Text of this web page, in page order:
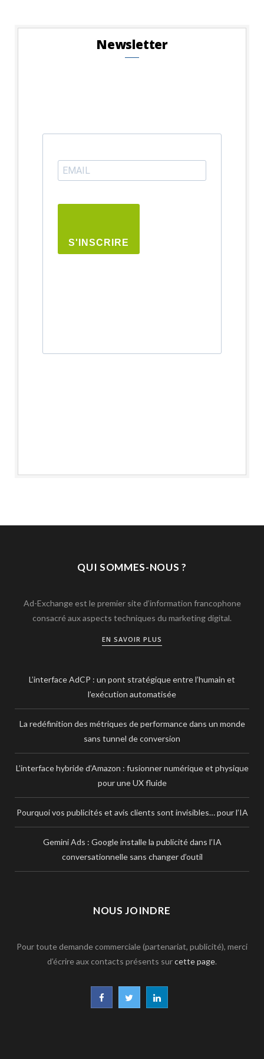
Newsletter
S'INSCRIRE
QUI SOMMES-NOUS ?
Ad-Exchange est le premier site d’information francophone
consacré aux aspects techniques du marketing digital.
EN SAVOIR PLUS
L’interface AdCP : un pont stratégique entre l’humain et
l’exécution automatisée
La redéfinition des métriques de performance dans un monde
sans tunnel de conversion
L’interface hybride d’Amazon : fusionner numérique et physique
pour une UX fluide
Pourquoi vos publicités et avis clients sont invisibles… pour l’IA
Gemini Ads : Google installe la publicité dans l’IA
conversationnelle sans changer d’outil
NOUS JOINDRE
Pour toute demande commerciale (partenariat, publicité), merci
d’écrire aux contacts présents surcette page.
F L